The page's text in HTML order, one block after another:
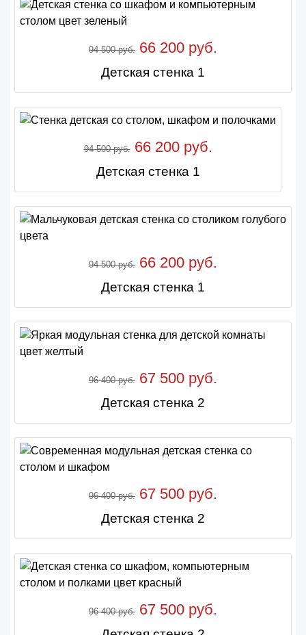
94 500 руб. 66 200 руб.
Детская стенка 1
94 500 руб.66 200 руб.
Детская стенка 1
94 500 руб. 66 200 руб.
Детская стенка 1
96 400 руб. 67 500 руб.
Детская стенка 2
96 400 руб. 67 500 руб.
Детская стенка 2
96 400 руб. 67 500 руб.